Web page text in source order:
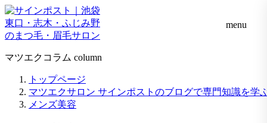
menu
マツエクコラム column
トップページ
マツエクサロン サインポストのブログで専門知識を学
メンズ美容